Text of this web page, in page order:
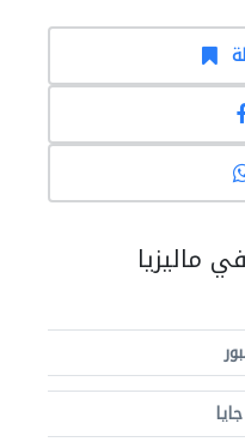
ماليزيا